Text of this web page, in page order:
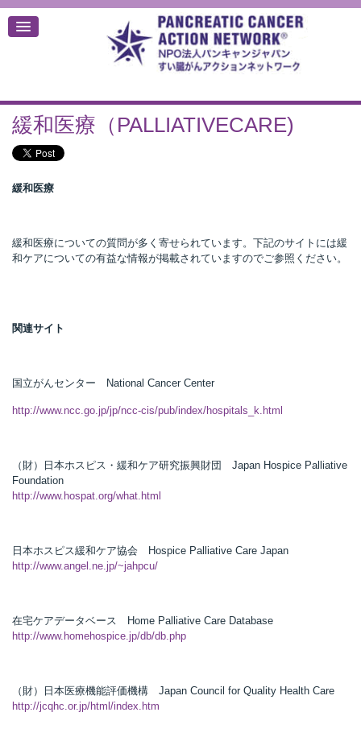
緩和医療（PALLIATIVECARE)
緩和医療
緩和医療についての質問が多く寄せられています。下記のサイトには緩
和ケアについての有益な情報が掲載されていますのでご参照ください。
関連サイト
国立がんセンター National Cancer Center
http://www.ncc.go.jp/jp/ncc-cis/pub/index/hospitals_k.html
（財）日本ホスピス・緩和ケア研究振興財団 Japan Hospice Palliative
Foundation
http://www.hospat.org/what.html
日本ホスピス緩和ケア協会 Hospice Palliative Care Japan
http://www.angel.ne.jp/~jahpcu/
在宅ケアデータベース Home Palliative Care Database
http://www.homehospice.jp/db/db.php
（財）日本医療機能評価機構 Japan Council for Quality Health Care
http://jcqhc.or.jp/html/index.htm